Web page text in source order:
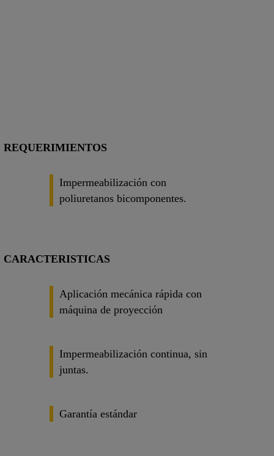
REQUERIMIENTOS
Impermeabilización con
poliuretanos bicomponentes.
CARACTERISTICAS
Aplicación mecánica rápida con
máquina de proyección
Impermeabilización continua, sin
juntas.
Garantía estándar